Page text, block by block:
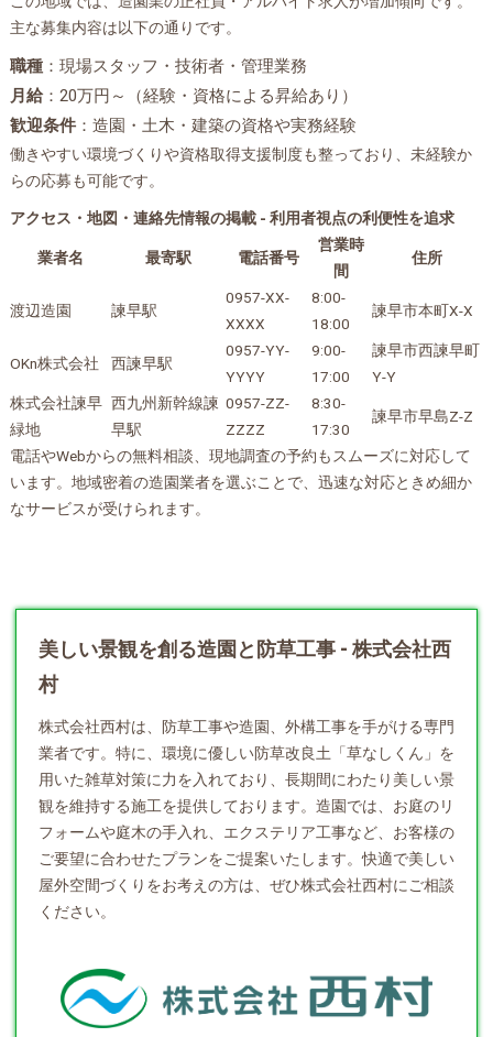
主な募集内容は以下の通りです。
職種：現場スタッフ・技術者・管理業務
月給：20万円～（経験・資格による昇給あり）
歓迎条件：造園・土木・建築の資格や実務経験
働きやすい環境づくりや資格取得支援制度も整っており、未経験か
らの応募も可能です。
アクセス・地図・連絡先情報の掲載 - 利用者視点の利便性を追求
業者名 最寄駅 電話番号
営業時
間
住所
渡辺造園 諫早駅
0957-XX-
XXXX
8:00-
18:00
諫早市本町X-X
OKn株式会社 西諫早駅
0957-YY-
YYYY
9:00-
17:00
諫早市西諫早町
Y-Y
株式会社諫早
緑地
西九州新幹線諫
早駅
0957-ZZ-
ZZZZ
8:30-
17:30
諫早市早島Z-Z
電話やWebからの無料相談、現地調査の予約もスムーズに対応して
います。地域密着の造園業者を選ぶことで、迅速な対応ときめ細か
なサービスが受けられます。
美しい景観を創る造園と防草工事 - 株式会社西
村
株式会社西村は、防草工事や造園、外構工事を手がける専門
業者です。特に、環境に優しい防草改良土「草なしくん」を
用いた雑草対策に力を入れており、長期間にわたり美しい景
観を維持する施工を提供しております。造園では、お庭のリ
フォームや庭木の手入れ、エクステリア工事など、お客様の
ご要望に合わせたプランをご提案いたします。快適で美しい
屋外空間づくりをお考えの方は、ぜひ株式会社西村にご相談
ください。